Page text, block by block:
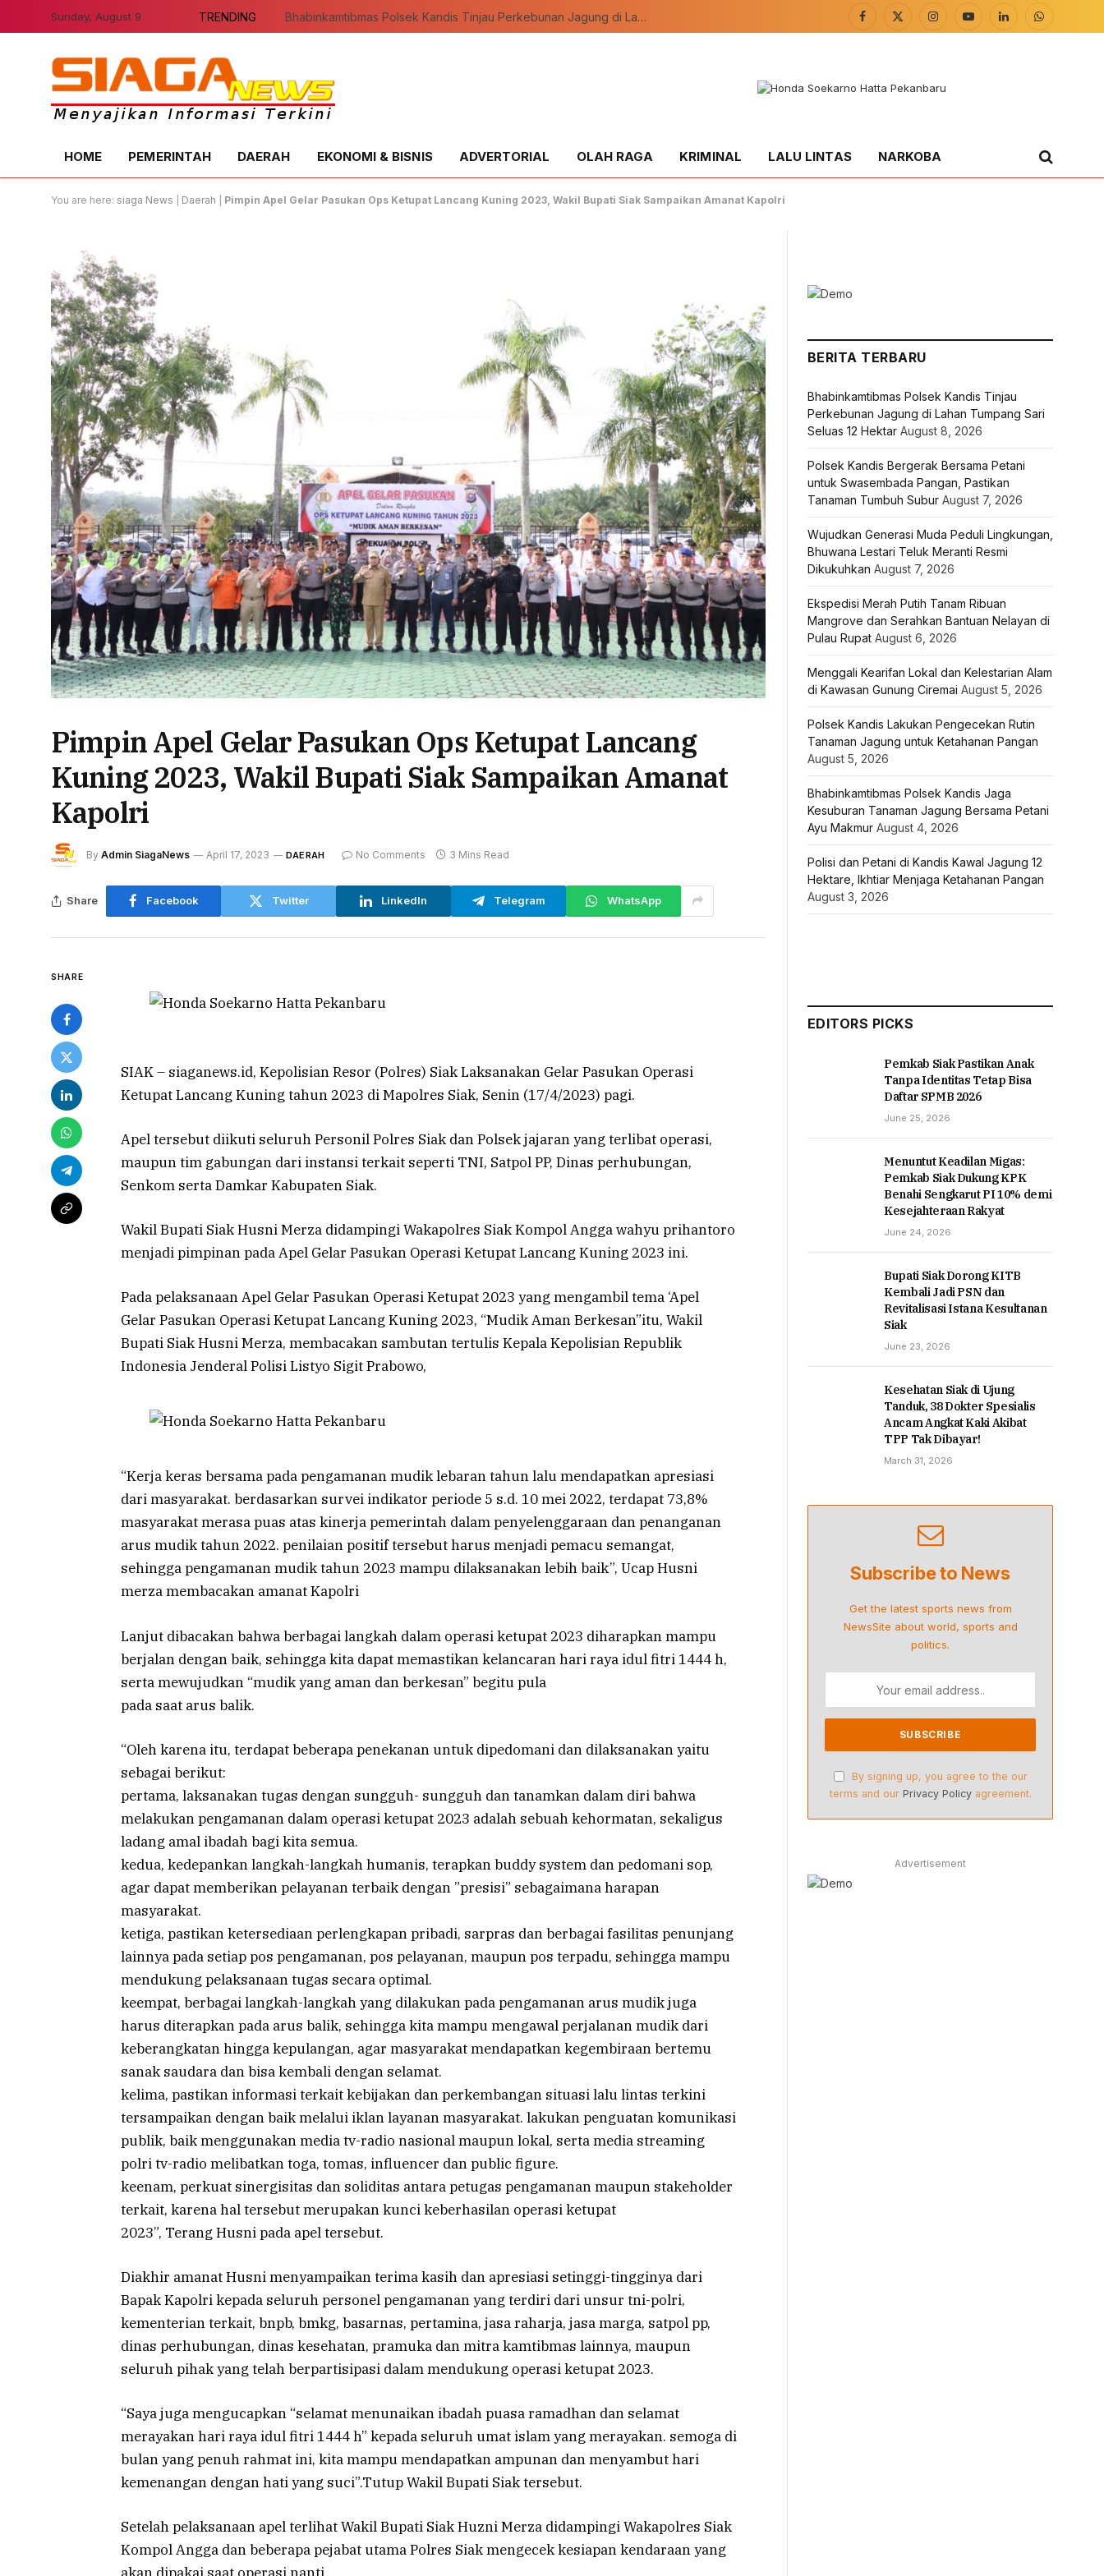
Sunday, August 9 TRENDING Bhabinkamtibmas Polsek Kandis Tinjau Perkebunan Jagung di Lahan Tumpang Sari Seluas 12 Hektar
Facebook
X
InstagramYouTubeLinkedInWhatsApp
HOME PEMERINTAH DAERAH EKONOMI & BISNIS ADVERTORIAL OLAH RAGA KRIMINAL LALU LINTAS NARKOBA
You are here: siaga News Daerah Pimpin Apel Gelar Pasukan Ops Ketupat Lancang Kuning 2023, Wakil Bupati Siak Sampaikan Amanat Kapolri
Pimpin Apel Gelar Pasukan Ops Ketupat Lancang
Kuning 2023, Wakil Bupati Siak Sampaikan Amanat
Kapolri
By Admin SiagaNews April 17, 2023 DAERAH No Comments 3 Mins Read
Share Facebook Twitter LinkedIn Telegram WhatsApp
SHARE
SIAK – siaganews.id, Kepolisian Resor (Polres) Siak Laksanakan Gelar Pasukan Operasi
Ketupat Lancang Kuning tahun 2023 di Mapolres Siak, Senin (17/4/2023) pagi.
Apel tersebut diikuti seluruh Personil Polres Siak dan Polsek jajaran yang terlibat operasi,
maupun tim gabungan dari instansi terkait seperti TNI, Satpol PP, Dinas perhubungan,
Senkom serta Damkar Kabupaten Siak.
Wakil Bupati Siak Husni Merza didampingi Wakapolres Siak Kompol Angga wahyu prihantoro
menjadi pimpinan pada Apel Gelar Pasukan Operasi Ketupat Lancang Kuning 2023 ini.
Pada pelaksanaan Apel Gelar Pasukan Operasi Ketupat 2023 yang mengambil tema ‘Apel
Gelar Pasukan Operasi Ketupat Lancang Kuning 2023, “Mudik Aman Berkesan”itu, Wakil
Bupati Siak Husni Merza, membacakan sambutan tertulis Kepala Kepolisian Republik
Indonesia Jenderal Polisi Listyo Sigit Prabowo,
“Kerja keras bersama pada pengamanan mudik lebaran tahun lalu mendapatkan apresiasi
dari masyarakat. berdasarkan survei indikator periode 5 s.d. 10 mei 2022, terdapat 73,8%
masyarakat merasa puas atas kinerja pemerintah dalam penyelenggaraan dan penanganan
arus mudik tahun 2022. penilaian positif tersebut harus menjadi pemacu semangat,
sehingga pengamanan mudik tahun 2023 mampu dilaksanakan lebih baik”, Ucap Husni
merza membacakan amanat Kapolri
Lanjut dibacakan bahwa berbagai langkah dalam operasi ketupat 2023 diharapkan mampu
berjalan dengan baik, sehingga kita dapat memastikan kelancaran hari raya idul fitri 1444 h,
serta mewujudkan “mudik yang aman dan berkesan” begitu pula
pada saat arus balik.
“Oleh karena itu, terdapat beberapa penekanan untuk dipedomani dan dilaksanakan yaitu
sebagai berikut:
pertama, laksanakan tugas dengan sungguh- sungguh dan tanamkan dalam diri bahwa
melakukan pengamanan dalam operasi ketupat 2023 adalah sebuah kehormatan, sekaligus
ladang amal ibadah bagi kita semua.
kedua, kedepankan langkah-langkah humanis, terapkan buddy system dan pedomani sop,
agar dapat memberikan pelayanan terbaik dengan ”presisi” sebagaimana harapan
masyarakat.
ketiga, pastikan ketersediaan perlengkapan pribadi, sarpras dan berbagai fasilitas penunjang
lainnya pada setiap pos pengamanan, pos pelayanan, maupun pos terpadu, sehingga mampu
mendukung pelaksanaan tugas secara optimal.
keempat, berbagai langkah-langkah yang dilakukan pada pengamanan arus mudik juga
harus diterapkan pada arus balik, sehingga kita mampu mengawal perjalanan mudik dari
keberangkatan hingga kepulangan, agar masyarakat mendapatkan kegembiraan bertemu
sanak saudara dan bisa kembali dengan selamat.
kelima, pastikan informasi terkait kebijakan dan perkembangan situasi lalu lintas terkini
tersampaikan dengan baik melalui iklan layanan masyarakat. lakukan penguatan komunikasi
publik, baik menggunakan media tv-radio nasional maupun lokal, serta media streaming
polri tv-radio melibatkan toga, tomas, influencer dan public figure.
keenam, perkuat sinergisitas dan soliditas antara petugas pengamanan maupun stakeholder
terkait, karena hal tersebut merupakan kunci keberhasilan operasi ketupat
2023”, Terang Husni pada apel tersebut.
Diakhir amanat Husni menyampaikan terima kasih dan apresiasi setinggi-tingginya dari
Bapak Kapolri kepada seluruh personel pengamanan yang terdiri dari unsur tni-polri,
kementerian terkait, bnpb, bmkg, basarnas, pertamina, jasa raharja, jasa marga, satpol pp,
dinas perhubungan, dinas kesehatan, pramuka dan mitra kamtibmas lainnya, maupun
seluruh pihak yang telah berpartisipasi dalam mendukung operasi ketupat 2023.
“Saya juga mengucapkan “selamat menunaikan ibadah puasa ramadhan dan selamat
merayakan hari raya idul fitri 1444 h” kepada seluruh umat islam yang merayakan. semoga di
bulan yang penuh rahmat ini, kita mampu mendapatkan ampunan dan menyambut hari
kemenangan dengan hati yang suci”.Tutup Wakil Bupati Siak tersebut.
Setelah pelaksanaan apel terlihat Wakil Bupati Siak Huzni Merza didampingi Wakapolres Siak
Kompol Angga dan beberapa pejabat utama Polres Siak mengecek kesiapan kendaraan yang
BERITA TERBARU
Bhabinkamtibmas Polsek Kandis Tinjau
Perkebunan Jagung di Lahan Tumpang Sari
Seluas 12 Hektar August 8, 2026
Polsek Kandis Bergerak Bersama Petani
untuk Swasembada Pangan, Pastikan
Tanaman Tumbuh Subur August 7, 2026
Wujudkan Generasi Muda Peduli Lingkungan,
Bhuwana Lestari Teluk Meranti Resmi
Dikukuhkan August 7, 2026
Ekspedisi Merah Putih Tanam Ribuan
Mangrove dan Serahkan Bantuan Nelayan di
Pulau Rupat August 6, 2026
Menggali Kearifan Lokal dan Kelestarian Alam
di Kawasan Gunung Ciremai August 5, 2026
Polsek Kandis Lakukan Pengecekan Rutin
Tanaman Jagung untuk Ketahanan Pangan
August 5, 2026
Bhabinkamtibmas Polsek Kandis Jaga
Kesuburan Tanaman Jagung Bersama Petani
Ayu Makmur August 4, 2026
Polisi dan Petani di Kandis Kawal Jagung 12
Hektare, Ikhtiar Menjaga Ketahanan Pangan
August 3, 2026
EDITORS PICKS
Pemkab Siak Pastikan Anak
Tanpa Identitas Tetap Bisa
Daftar SPMB 2026
June 25, 2026
Menuntut Keadilan Migas:
Pemkab Siak Dukung KPK
Benahi Sengkarut PI 10% demi
Kesejahteraan Rakyat
June 24, 2026
Bupati Siak Dorong KITB
Kembali Jadi PSN dan
Revitalisasi Istana Kesultanan
Siak
June 23, 2026
Kesehatan Siak di Ujung
Tanduk, 38 Dokter Spesialis
Ancam Angkat Kaki Akibat
TPP Tak Dibayar!
March 31, 2026
Subscribe to News
Get the latest sports news from
NewsSite about world, sports and
politics.
By signing up, you agree to the our
terms and our Privacy Policyagreement.
Advertisement